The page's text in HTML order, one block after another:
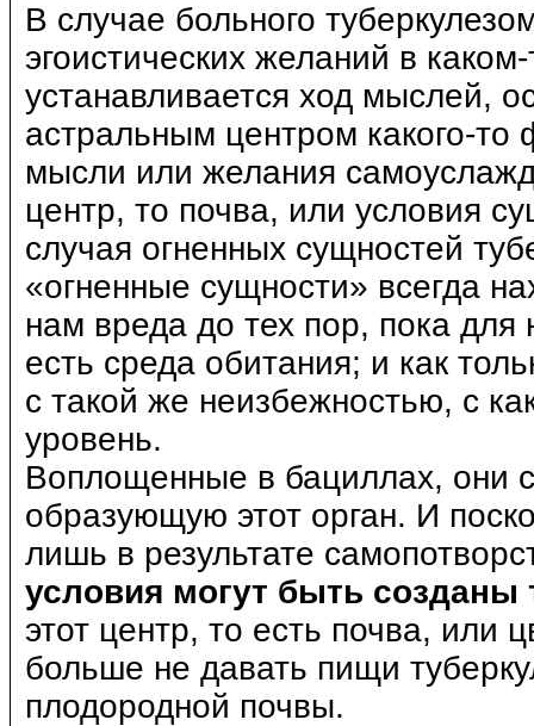
В случае больного
эгоистических желаний в
устанавливается ход мыслей,
астральным центром какого-то
мысли или желания
центр, то почва, или условия
случая огненных сущностей
«огненные сущности» всегда
нам вреда до тех пор, пока для
есть среда обитания; и как
с такой же неизбежностью, с
уровень.
Воплощенные в бациллах, они
образующую этот орган. И
лишь в результате
условия могут быть созданы
этот центр, то есть почва, или
больше не давать пищи
плодородной почвы.